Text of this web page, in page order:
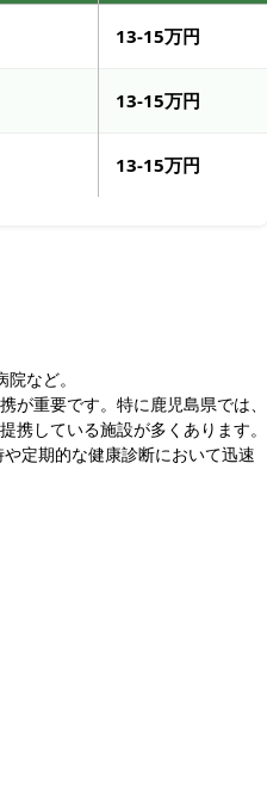
13-15万円
13-15万円
13-15万円
など。
が重要です。特に鹿児島県では、
携している施設が多くあります。
定期的な健康診断において迅速